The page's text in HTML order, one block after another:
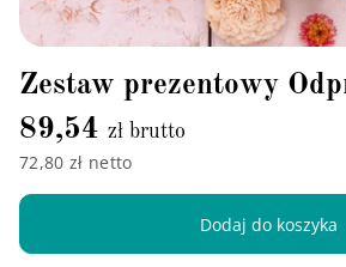
Zestaw prezentowy
89,54 zł brutto
72,80 zł netto
Dodaj do koszyka